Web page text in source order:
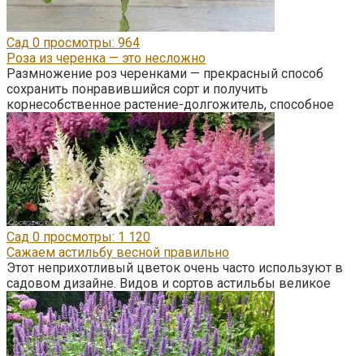
Сад 0 просмотры: 964
Роза из черенка — это несложно
Размножение роз черенками — прекрасный способ
сохранить понравившийся сорт и получить
корнесобственное растение-долгожитель, способное
Сад 0 просмотры: 1 120
Сажаем астильбу весной правильно
Этот неприхотливый цветок очень часто используют в
садовом дизайне. Видов и сортов астильбы великое